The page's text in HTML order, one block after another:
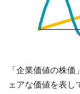
「企業価値の株
ェアな価値を表し